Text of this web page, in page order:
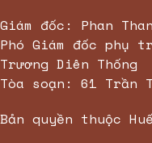
Giám đốc: Phan
Phó Giám đốc phụ
Trương Diên Thống
Tòa soạn: 61 Trần
Bản quyền thuộc